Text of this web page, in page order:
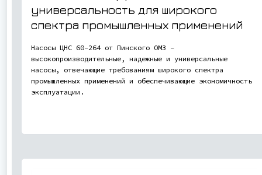
универсальность для широкого
спектра промышленных применений
Насосы ЦНС 60-264 от Пинского ОМЗ -
высокопроизводительные, надежные и универсальные
насосы, отвечающие требованиям широкого спектра
промышленных применений и обеспечивающие экономичность
эксплуатации.